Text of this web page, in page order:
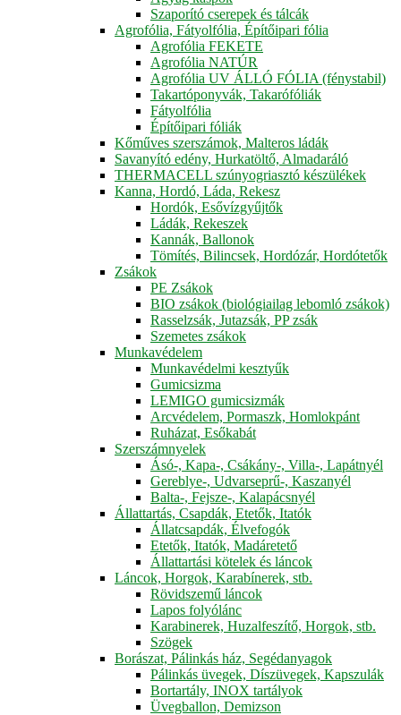
Szaporító cserepek és tálcák
Agrofólia, Fátyolfólia, Építőipari fólia
Agrofólia FEKETE
Agrofólia NATÚR
Agrofólia UV ÁLLÓ FÓLIA (fénystabil)
Takartóponyvák, Takarófóliák
Fátyolfólia
Építőipari fóliák
Kőműves szerszámok, Malteros ládák
Savanyító edény, Hurkatöltő, Almadaráló
THERMACELL szúnyogriasztó készülékek
Kanna, Hordó, Láda, Rekesz
Hordók, Esővízgyűjtők
Ládák, Rekeszek
Kannák, Ballonok
Tömítés, Bilincsek, Hordózár, Hordótetők
Zsákok
PE Zsákok
BIO zsákok (biológiailag lebomló zsákok)
Rasselzsák, Jutazsák, PP zsák
Szemetes zsákok
Munkavédelem
Munkavédelmi kesztyűk
Gumicsizma
LEMIGO gumicsizmák
Arcvédelem, Pormaszk, Homlokpánt
Ruházat, Esőkabát
Szerszámnyelek
Ásó-, Kapa-, Csákány-, Villa-, Lapátnyél
Gereblye-, Udvarseprű-, Kaszanyél
Balta-, Fejsze-, Kalapácsnyél
Állattartás, Csapdák, Etetők, Itatók
Állatcsapdák, Élvefogók
Etetők, Itatók, Madáretető
Állattartási kötelek és láncok
Láncok, Horgok, Karabínerek, stb.
Rövidszemű láncok
Lapos folyólánc
Karabinerek, Huzalfeszítő, Horgok, stb.
Szögek
Borászat, Pálinkás ház, Segédanyagok
Pálinkás üvegek, Díszüvegek, Kapszulák
Bortartály, INOX tartályok
Üvegballon, Demizson